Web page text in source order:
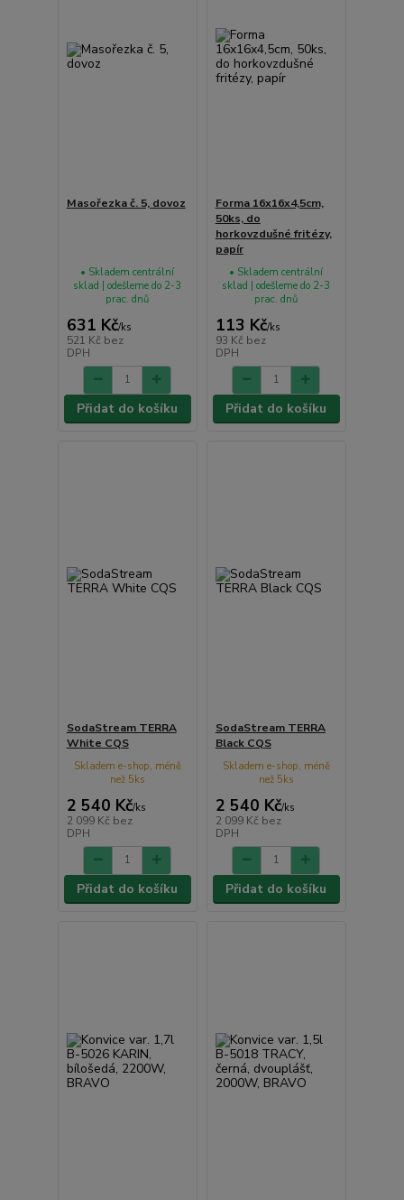
Masořezka č. 5, dovoz
631 Kč/ks
521 Kč bez
DPH
• Skladem centrální
sklad | odešleme do 2-3
prac. dnů
Přidat do košíku
Forma 16x16x4,5cm,
50ks, do
horkovzdušné fritézy,
papír
113 Kč/ks
93 Kč bez
DPH
• Skladem centrální
sklad | odešleme do 2-3
prac. dnů
Přidat do košíku
SodaStream TERRA
White CQS
2 540 Kč/ks
2 099 Kč bez
DPH
Skladem e-shop, méně
než 5ks
Přidat do košíku
SodaStream TERRA
Black CQS
2 540 Kč/ks
2 099 Kč bez
DPH
Skladem e-shop, méně
než 5ks
Přidat do košíku